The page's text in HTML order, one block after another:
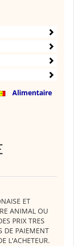
Alimentaire
ET
ANIMAL OU
PRIX TRES
DE PAIEMENT
L'ACHETEUR.